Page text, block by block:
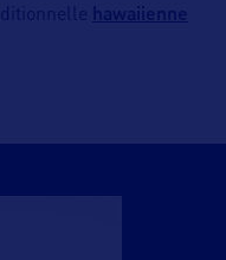
hawaiienne